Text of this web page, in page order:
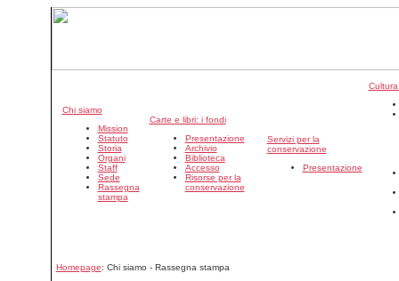
Chi siamo
Mission
Statuto
Storia
Organi
Staff
Sede
Rassegna
stampa
Carte e libri: i fondi
Presentazione
Archivio
Biblioteca
Accesso
Risorse per la
conservazione
Servizi per la
conservazione
Presentazione
Homepage: Chi siamo - Rassegna stampa